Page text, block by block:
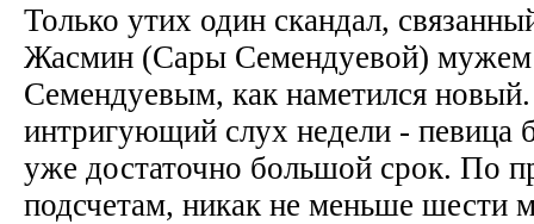
Только утих один скандал,
Жасмин (Сары Семендуевой) мужем
Семендуевым, как наметился
интригующий слух недели - певица
уже достаточно большой срок. По
подсчетам, никак не меньше шести